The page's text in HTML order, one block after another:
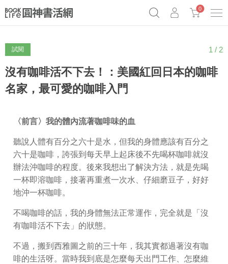
0
試閱 1 / 2
沒有咖啡活不下去！：美國紅回日本的咖啡
名家，最可愛的咖啡入門
〈前言〉我的體內流著咖啡味的血
聽說人體有百分之六十是水，但我的身體應該有百分之
六十是咖啡，誇張到每天早上起床後不先喝杯咖啡就沒
辦法沖咖啡的程度。後來我想出了解決方法，就是先喝
一杯即溶咖啡，接著再重煮一次水、仔細磨豆子，好好
地沖一杯咖啡。
不喝咖啡的話，我的身體無法正常運作，完全就是「沒
有咖啡活不下去」的狀態。
不過，搬到西雅圖之前的三十年，我其實都過著沒有咖
啡的生活呀。當時我到底是怎麼每天出門工作、怎麼維